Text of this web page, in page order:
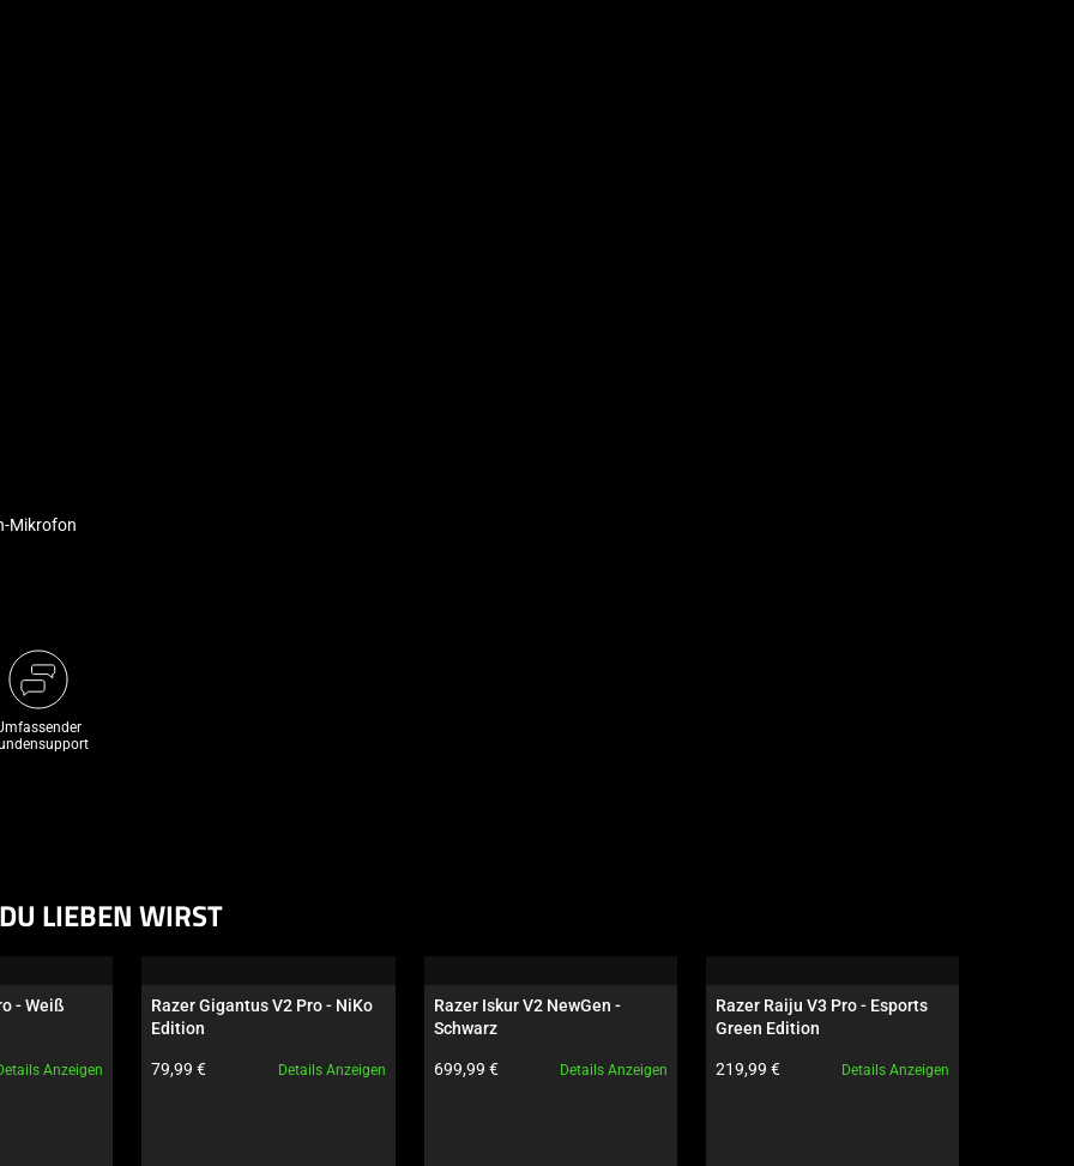
Mikrofon
LIEBEN WIRST
- Weiß
Anzeigen
Razer Gigantus V2 Pro - NiKo
Edition
Produktpreis:
79,99 € Details Anzeigen
Razer Iskur V2 NewGen -
Schwarz
Produktpreis:
699,99 € Details Anzeigen
Razer Raiju V3 Pro - Esports
Green Edition
Produktpreis:
219,99 € Details Anzeigen